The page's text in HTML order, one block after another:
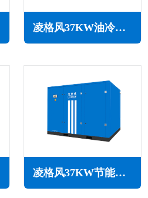
凌格风37KW油冷永磁变频空压机LSH系列
凌格风37KW节能空压机LS系列